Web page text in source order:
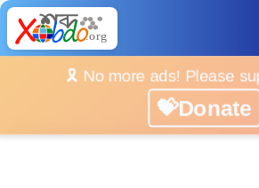
🎗️ No more ads! Please
💝Donate